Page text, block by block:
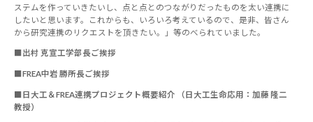
ステムを作っていきたいし、点と点とのつながりだったものを太い連携に
したいと思います。これからも、いろいろ考えているので、是非、皆さん
から研究連携のリクエストを頂きたい。」等のべられていました。
■出村 克宣工学部長ご挨拶
■FREA中岩 勝所長ご挨拶
■日大工＆FREA連携プロジェクト概要紹介 （日大工生命応用：加藤 隆二
教授）